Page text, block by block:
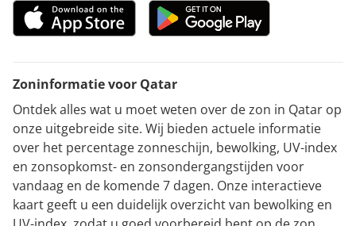
Zoninformatie voor Qatar
Ontdek alles wat u moet weten over de zon in Qatar op
onze uitgebreide site. Wij bieden actuele informatie
over het percentage zonneschijn, bewolking, UV-index
en zonsopkomst- en zonsondergangstijden voor
vandaag en de komende 7 dagen. Onze interactieve
kaart geeft u een duidelijk overzicht van bewolking en